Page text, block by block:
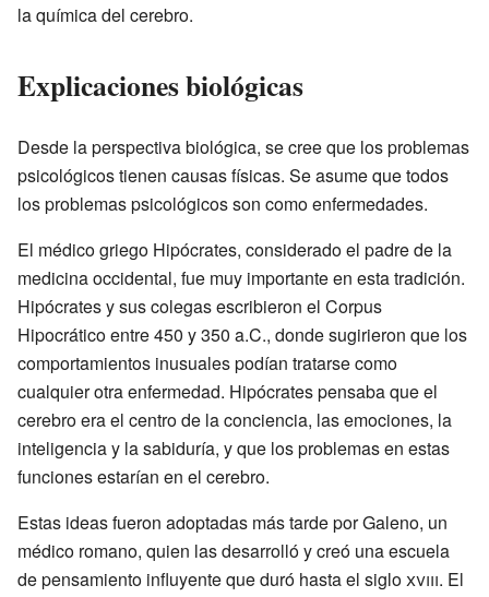
la química del cerebro.
Explicaciones biológicas
Desde la perspectiva biológica, se cree que los problemas
psicológicos tienen causas físicas. Se asume que todos
los problemas psicológicos son como enfermedades.
El médico griego Hipócrates, considerado el padre de la
medicina occidental, fue muy importante en esta tradición.
Hipócrates y sus colegas escribieron el Corpus
Hipocrático entre 450 y 350 a.C., donde sugirieron que los
comportamientos inusuales podían tratarse como
cualquier otra enfermedad. Hipócrates pensaba que el
cerebro era el centro de la conciencia, las emociones, la
inteligencia y la sabiduría, y que los problemas en estas
funciones estarían en el cerebro.
Estas ideas fueron adoptadas más tarde por Galeno, un
médico romano, quien las desarrolló y creó una escuela
de pensamiento influyente que duró hasta el sigloxviii. El